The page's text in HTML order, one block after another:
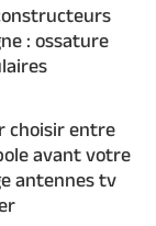
: ossature
choisir entre
avant votre
antennes tv